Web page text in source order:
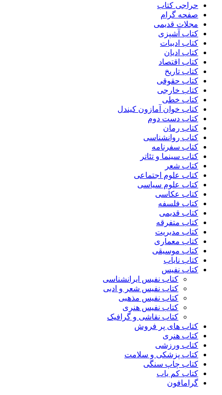
حراجی کتاب
صفحه گرام
مجلات قدیمی
کتاب آشپزی
کتاب ادبیات
کتاب ادیان
کتاب اقتصاد
کتاب تاریخ
کتاب حقوقی
کتاب خارجی
کتاب خطی
کتاب خوان آمازون کیندل
کتاب دست دوم
کتاب رمان
کتاب روانشناسی
کتاب سفرنامه
کتاب سینما و تئاتر
کتاب شعر
کتاب علوم اجتماعی
کتاب علوم سیاسی
کتاب عکاسی
کتاب فلسفه
کتاب قدیمی
کتاب متفرقه
کتاب مدیریت
کتاب معماری
کتاب موسیقی
کتاب نایاب
کتاب نفیس
کتاب نفیس ایرانشناسی
کتاب نفیس شعر و ادبی
کتاب نفیس مذهبی
کتاب نفیس هنری
کتاب نقاشی و گرافیک
کتاب های پر فروش
کتاب هنری
کتاب ورزشی
کتاب پزشکی و سلامت
کتاب چاپ سنگی
کتاب کم یاب
گرامافون